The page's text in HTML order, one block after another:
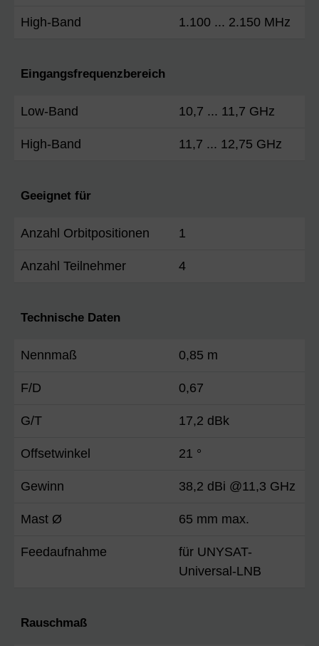
High-Band 1.100 ... 2.150 MHz
Eingangsfrequenzbereich
Low-Band 10,7 ... 11,7 GHz
High-Band 11,7 ... 12,75 GHz
Geeignet für
Anzahl Orbitpositionen 1
Anzahl Teilnehmer 4
Technische Daten
Nennmaß 0,85 m
F/D 0,67
G/T 17,2 dBk
Offsetwinkel 21 °
Gewinn 38,2 dBi @11,3 GHz
Mast Ø 65 mm max.
Feedaufnahme
für UNYSAT-
Universal-LNB
Rauschmaß